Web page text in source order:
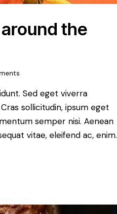
the
Sed eget viverra
sollicitudin, ipsum eget
semper nisi. Aenean
vitae, eleifend ac, enim.